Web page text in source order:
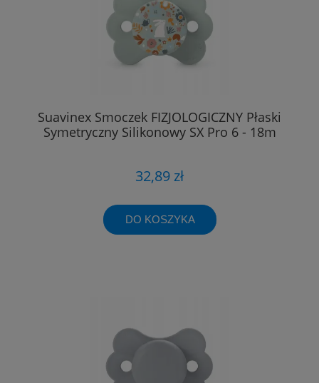
Suavinex Smoczek FIZJOLOGICZNY Płaski
Symetryczny Silikonowy SX Pro 6 - 18m
32,89 zł
DO KOSZYKA